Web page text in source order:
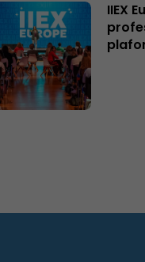
IIEX